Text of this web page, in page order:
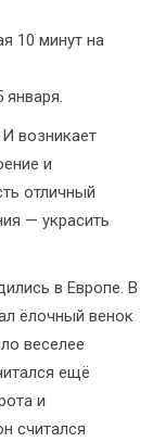
10 минут на
января.
возникает
и
отличный
— украсить
в Европе. В
ёлочный венок
веселее
ещё
и
считался